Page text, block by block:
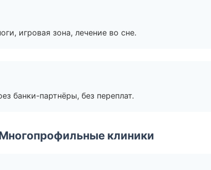
игровая зона, лечение во сне.
банки-партнёры, без переплат.
клиники